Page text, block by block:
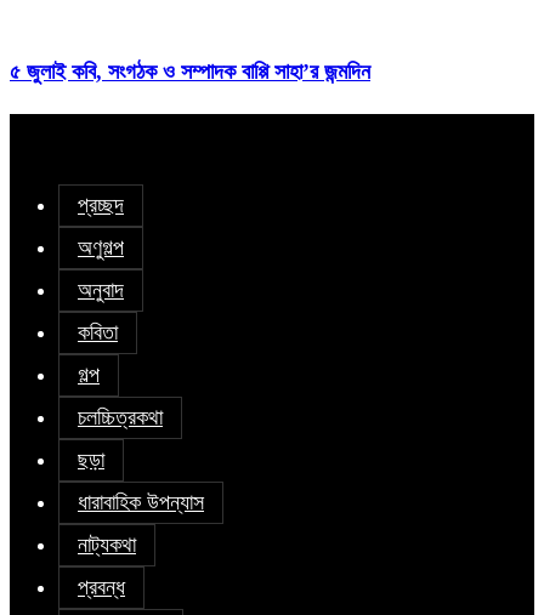
৫ জুলাই কবি, সংগঠক ও সম্পাদক বাপ্পি সাহা’র জন্মদিন
প্রচ্ছদ
অণুগল্প
অনুবাদ
কবিতা
গল্প
চলচ্চিত্রকথা
ছড়া
ধারাবাহিক উপন্যাস
নাট্যকথা
প্রবন্ধ